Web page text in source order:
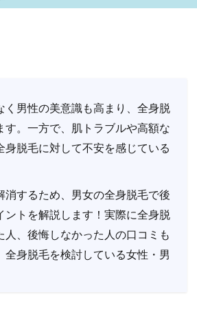
く男性の美意識も高まり、全身脱
す。一方で、肌トラブルや高額な
身脱毛に対して不安を感じている
消するため、男女の全身脱毛で後
ントを解説します！実際に全身脱
人、後悔しなかった人の口コミも
全身脱毛を検討している女性・男